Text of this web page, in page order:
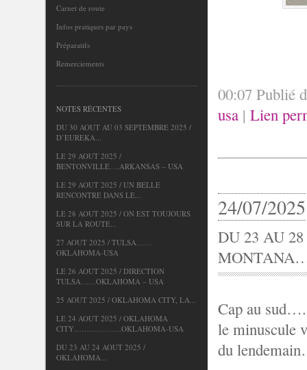
Carnet de route
Infos pratiques par pays
Préparatifs
Remerciements
NOTES RÉCENTES
DU 30 AOUT AU 03 SEPTEMBRE 2025 /
D’EUREKA...
LE 29 AOUT 2025 /
BENTONVILLE….ARKANSAS – USA
LE 29 AOUT 2025 / UN BELLE
RENCONTRE DANS LE...
LE 28 AOUT 2025 / ON EST TOUJOURS
SUR LA ROUTE...
27 AOUT 2025 / TULSA……
OKLAHOMA-USA
LE 26 AOUT 2025 / DIRECTION
TULSA……OKLAHOMA – USA
25 AOUT 2025 / OKLAHOMA CITY, LA...
LE 24 AOUT 2025 / OKLAHOMA
CITY……………….OKLAHOMA-USA
DU 23 AU 24 AOUT 2025 /
OKLAHOMA...
00:07 Publié
usa | Lien
24/07/2025
DU 23 AU
Cap au
le minuscule
du